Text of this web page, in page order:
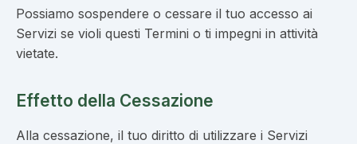
Possiamo sospendere o cessare il tuo accesso ai
Servizi se violi questi Termini o ti impegni in attività
vietate.
Effetto della Cessazione
Alla cessazione, il tuo diritto di utilizzare i Servizi